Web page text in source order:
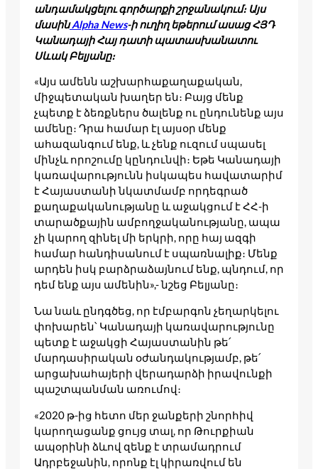
անդամակցելու գործարքի շրջանակում։ Այս
մասինAlpha News-ի ուղիղ եթերում ասաց ՀՅԴ
Կանադայի Հայ դատի պատասխանատու
Սևակ Բելյանը։
«Այս ամենն աշխարհաքաղաքական,
միջպետական խաղեր են։ Բայց մենք
չպետք է ձեռքներս ծալենք ու ընդունենք այս
ամենը։ Դրա համար էլ այսօր մենք
ահազանգում ենք, և չենք ուզում սպասել
մինչև որոշումը կընդունվի։ Եթե Կանադայի
կառավարությունն իսկապես հավատարիմ
է Հայաստանի նկատմամբ որդեգրած
քաղաքականությանը և աջակցում է ՀՀ-ի
տարածքային ամբողջականությանը, ապա
չի կարող զինել մի երկրի, որը հայ ազգի
համար հանդիսանում է սպառնալիք։ Մենք
արդեն իսկ բարձրաձայնում ենք, պնդում, որ
դեմ ենք այս ամենին»,- նշեց Բելյանը։
Նա նաև ընդգծեց, որ էմբարգոն չեղարկելու
փոխարեն՝ Կանադայի կառավարությունը
պետք է աջակցի Հայաստանին թե՛
մարդասիրական օժանդակությամբ, թե՛
արցախահայերի վերադարձի իրավունքի
պաշտպանման առումով։
«2020 թ-ից հետո մեր ջանքերի շնորհիվ
կարողացանք ցույց տալ, որ Թուրքիան
ապօրինի ձևով զենք է տրամադրում
Ադրբեջանին, որոնք էլ կիրառվում են